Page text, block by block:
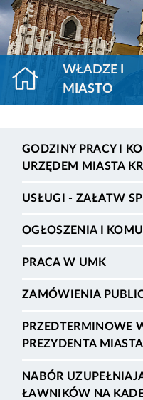
WŁADZE I
MIASTO
GODZINY PRACY I
URZĘDEM MIASTA
USŁUGI - ZAŁATW
OGŁOSZENIA I
PRACA W UMK
ZAMÓWIENIA
PRZEDTERMINOWE
PREZYDENTA
NABÓR
ŁAWNIKÓW NA